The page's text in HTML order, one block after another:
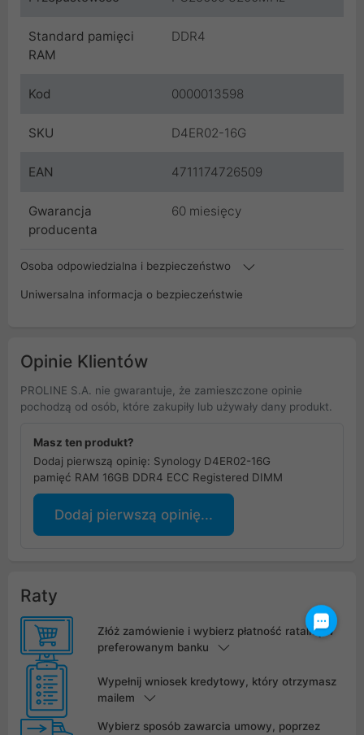
Standard pamięci
RAM
DDR4
Kod 0000013598
SKU D4ER02-16G
EAN 4711174726509
Gwarancja
producenta
60 miesięcy
Osoba odpowiedzialna i bezpieczeństwo
Uniwersalna informacja o bezpieczeństwie
Opinie Klientów
PROLINE S.A. nie gwarantuje, że zamieszczone opinie
pochodzą od osób, które zakupiły lub używały dany produkt.
Masz ten produkt?
Dodaj pierwszą opinię: Synology D4ER02-16G
pamięć RAM 16GB DDR4 ECC Registered DIMM
Dodaj pierwszą opinię...
Raty
Złóż zamówienie i wybierz płatność ratalną w
preferowanym banku
Wypełnij wniosek kredytowy, który otrzymasz
mailem
Wybierz sposób zawarcia umowy, poprzez